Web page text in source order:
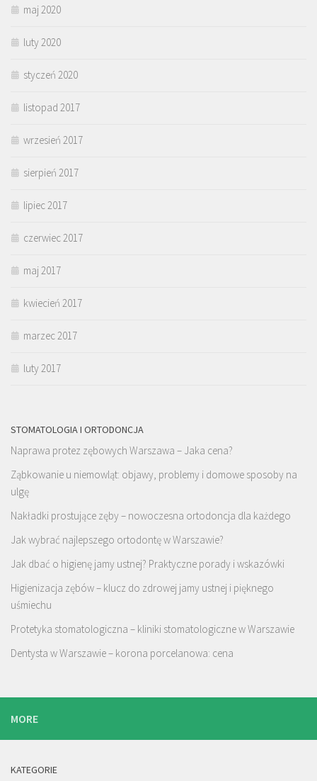
maj 2020
luty 2020
styczeń 2020
listopad 2017
wrzesień 2017
sierpień 2017
lipiec 2017
czerwiec 2017
maj 2017
kwiecień 2017
marzec 2017
luty 2017
STOMATOLOGIA I ORTODONCJA
Naprawa protez zębowych Warszawa – Jaka cena?
Ząbkowanie u niemowląt: objawy, problemy i domowe sposoby na
ulgę
Nakładki prostujące zęby – nowoczesna ortodoncja dla każdego
Jak wybrać najlepszego ortodontę w Warszawie?
Jak dbać o higienę jamy ustnej? Praktyczne porady i wskazówki
Higienizacja zębów – klucz do zdrowej jamy ustnej i pięknego
uśmiechu
Protetyka stomatologiczna – kliniki stomatologiczne w Warszawie
Dentysta w Warszawie – korona porcelanowa: cena
MORE
KATEGORIE